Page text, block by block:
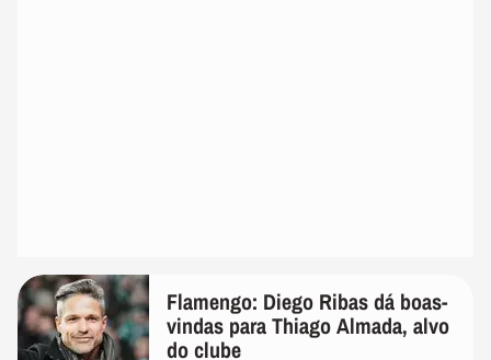
Flamengo: Diego Ribas dá boas-
vindas para Thiago Almada, alvo
do clube